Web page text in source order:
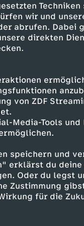
wir und
abrufen. Dabei
direkten
von ZDF
Media-Tools und
speichern und
erklärst du deine
Oder du legst
Zustimmung
für die